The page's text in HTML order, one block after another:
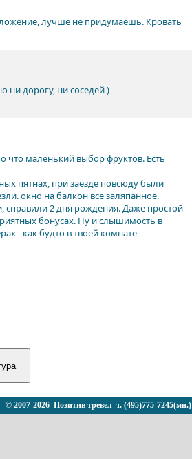
лучше не придумаешь. Кровать
ни дорогу, ни соседей )
что маленький выбор фруктов. Есть
пятнах, при заезде повсюду были
окно на балкон все заляпанное.
справили 2 дня рождения. Даже простой
бонусах. Ну и слышимость в
- как будто в твоей комнате
© 2007-2026 Позитив тревел т. (495)775-7245(мн.)